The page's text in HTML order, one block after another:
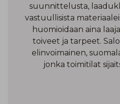
suunnittelusta,
vastuullisista
huomioidaan aina
toiveet ja tarpeet.
elinvoimainen,
jonka toimitilat